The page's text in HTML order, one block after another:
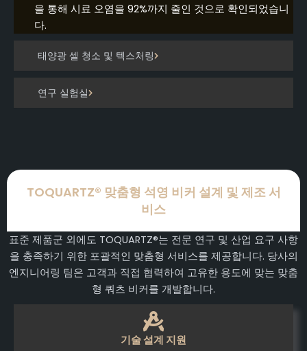
태양광 셀 청소 및 텍스처링
연구 실험실
을 통해 시료 오염을 92%까지 줄인 것으로 확인되었습니
다.
TOQUARTZ® 맞춤형 석영 비커 설계 및 제조 서
비스
표준 제품군 외에도 TOQUARTZ®는 전문 연구 및 산업 요구 사항
을 충족하기 위한 포괄적인 맞춤형 서비스를 제공합니다. 당사의
엔지니어링 팀은 고객과 직접 협력하여 고유한 용도에 맞는 맞춤
형 쿼츠 비커를 개발합니다.
기술 설계 지원